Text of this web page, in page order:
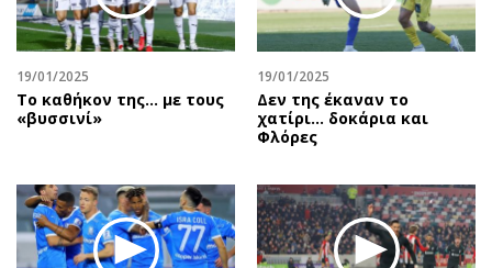
19/01/2025
Το καθήκον της… με τους
«βυσσινί»
19/01/2025
Δεν της έκαναν το
χατίρι… δοκάρια και
Φλόρες